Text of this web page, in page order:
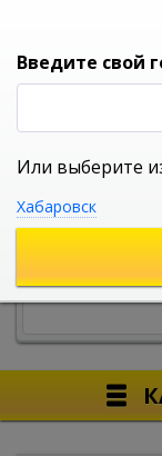
Введите свой
Или выберите
Хабаровск